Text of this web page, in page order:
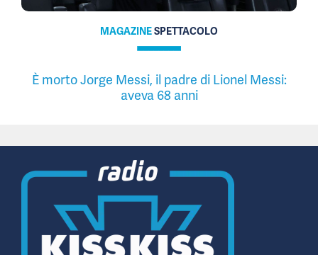
MAGAZINESPETTACOLO
È morto Jorge Messi, il padre di Lionel Messi:
aveva 68 anni